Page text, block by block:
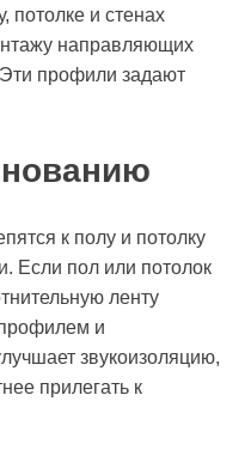
потолке и стенах
направляющих
профили задают
к полу и потолку
Если пол или потолок
ленту
и
звукоизоляцию,
прилегать к